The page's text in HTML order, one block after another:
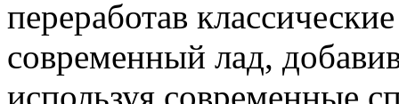
переработав
современный лад,
используя современные